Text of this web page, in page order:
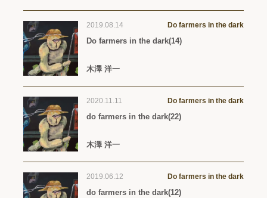
2019.08.14 Do farmers in the dark
Do farmers in the dark(14)
木澤 洋一
2020.11.11 Do farmers in the dark
do farmers in the dark(22)
木澤 洋一
2019.06.12 Do farmers in the dark
do farmers in the dark(12)